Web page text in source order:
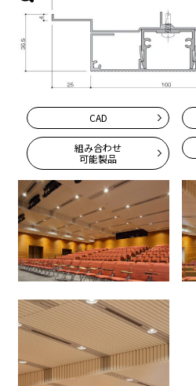
CAD
組み合わせ
可能製品